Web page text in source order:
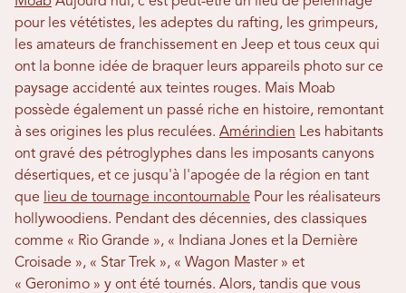
pour les vététistes, les adeptes du rafting, les grimpeurs,
les amateurs de franchissement en Jeep et tous ceux qui
ont la bonne idée de braquer leurs appareils photo sur ce
paysage accidenté aux teintes rouges. Mais Moab
possède également un passé riche en histoire, remontant
à ses origines les plus reculées. Amérindien Les habitants
ont gravé des pétroglyphes dans les imposants canyons
désertiques, et ce jusqu'à l'apogée de la région en tant
que
lieu de tournage incontournable Pour les réalisateurs
hollywoodiens. Pendant des décennies, des classiques
comme « Rio Grande », « Indiana Jones et la Dernière
Croisade », « Star Trek », « Wagon Master » et
« Geronimo » y ont été tournés. Alors, tandis que vous